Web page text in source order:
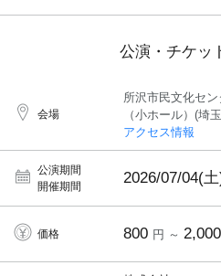
公演・チケッ
会場
所沢市民文化セ
（小ホール）(埼
アクセス情報
公演期間
開催期間
2026/07/04(
価格 800 円 ～ 2,000